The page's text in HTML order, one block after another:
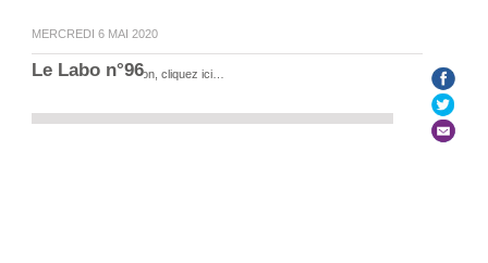
MERCREDI 6 MAI 2020
Le Labo n°96
Pour écouter l’émission, cliquez ici…